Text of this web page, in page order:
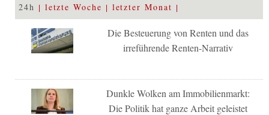
24h letzte Woche letzter Monat
Die Besteuerung von Renten und das
irreführende Renten-Narrativ
Dunkle Wolken am Immobilienmarkt:
Die Politik hat ganze Arbeit geleistet